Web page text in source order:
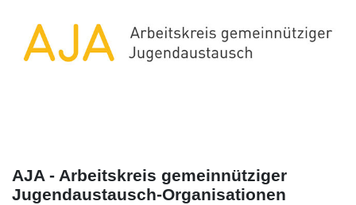
AJA - Arbeitskreis gemeinnütziger
Jugendaustausch-Organisationen